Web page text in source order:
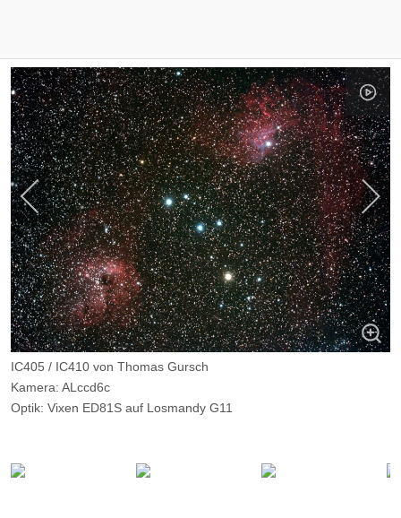
IC405 / IC410 von Thomas Gursch
Kamera: ALccd6c
Optik: Vixen ED81S auf Losmandy G11
Ort: Elfringhauser Schweiz